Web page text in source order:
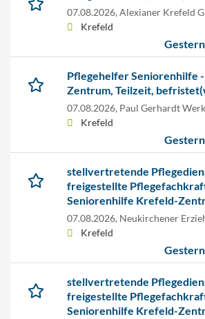
07.08.2026, Alexianer Krefeld
Krefeld
Pflegehelfer Seniorenhilfe
Zentrum, Teilzeit,
07.08.2026, Paul Gerhardt Werk
Krefeld
stellvertretende
freigestellte
Seniorenhilfe Krefeld-
07.08.2026, Neukirchener
Krefeld
stellvertretende
freigestellte
Seniorenhilfe Krefeld-